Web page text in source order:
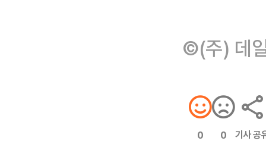
©(주) 데
0 0 기사 공